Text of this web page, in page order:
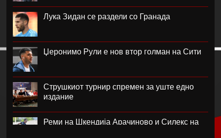
Лука Зидан се раздели со Гранада
Џеронимо Рули е нов втор голман на Сити
Струшкиот турнир спремен за уште едно
издание
Реми на Шкендија Арачиново и Силекс на